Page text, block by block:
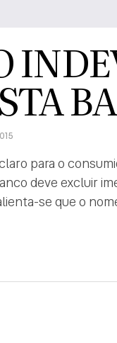
para o
deve excluir
se que o